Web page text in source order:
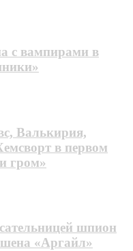
с вампирами в
Валькирия,
в первом
гром»
шпион
«Аргайл»